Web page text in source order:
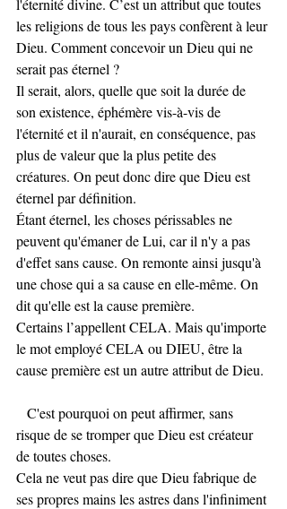
l'éternité divine. C’est un attribut que toutes
les religions de tous les pays confèrent à leur
Dieu. Comment concevoir un Dieu qui ne
serait pas éternel ?
Il serait, alors, quelle que soit la durée de
son existence, éphémère vis-à-vis de
l'éternité et il n'aurait, en conséquence, pas
plus de valeur que la plus petite des
créatures. On peut donc dire que Dieu est
éternel par définition.
Étant éternel, les choses périssables ne
peuvent qu'émaner de Lui, car il n'y a pas
d'effet sans cause. On remonte ainsi jusqu'à
une chose qui a sa cause en elle-même. On
dit qu'elle est la cause première.
Certains l’appellent CELA. Mais qu'importe
le mot employé CELA ou DIEU, être la
cause première est un autre attribut de Dieu.
risque de se tromper que Dieu est créateur
de toutes choses.
Cela ne veut pas dire que Dieu fabrique de
ses propres mains les astres dans l'infiniment